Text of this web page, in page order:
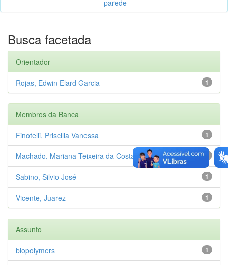
parede
Busca facetada
Orientador
1
Rojas, Edwin Elard Garcia
Membros da Banca
1
Finotelli, Priscilla Vanessa
Machado, Mariana Teixeira da Costa
1
Sabino, Silvio José
1
Vicente, Juarez
Assunto
1
biopolymers